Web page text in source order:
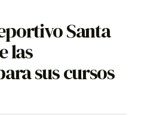
Santa
las
sus cursos